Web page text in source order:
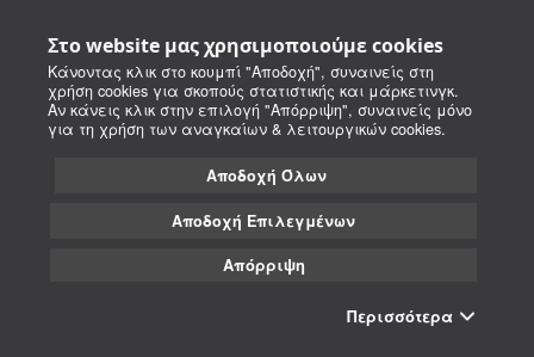
Στο website μας χρησιμοποιούμε cookies
Κάνοντας κλικ στο κουμπί "Αποδοχή", συναινείς στη
χρήση cookies για σκοπούς στατιστικής και μάρκετινγκ.
Αν κάνεις κλικ στην επιλογή "Απόρριψη", συναινείς μόνο
για τη χρήση των αναγκαίων & λειτουργικών cookies.
Αποδοχή Όλων
Αποδοχή Επιλεγμένων
Απόρριψη
Περισσότερα